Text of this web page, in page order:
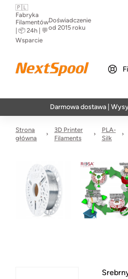
🇵🇱
Fabryka
Filamentów
| 📦 24h | 💬
Wsparcie
Doświadczenie
od 2015 roku
Darmowa dostawa | Wysyłka z
Strona
główna
3D Printer
Filaments
PLA-
Silk